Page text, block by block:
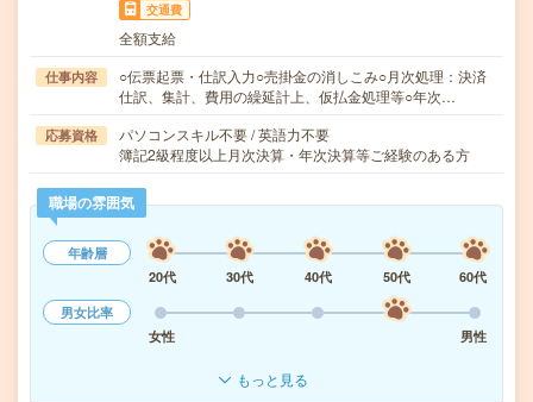
交通費
全額支給
仕事内容
○伝票起票・仕訳入力○売掛金の消しこみ○月次処理：決済
仕訳、集計、費用の繰延計上、仮払金処理等○年次…
応募資格
パソコンスキル不要 / 英語力不要
簿記2級程度以上月次決算・年次決算等ご経験のある方
職場の雰囲気
年齢層
20代
30代 40代 50代
60代
男女比率
女性
男性
もっと見る